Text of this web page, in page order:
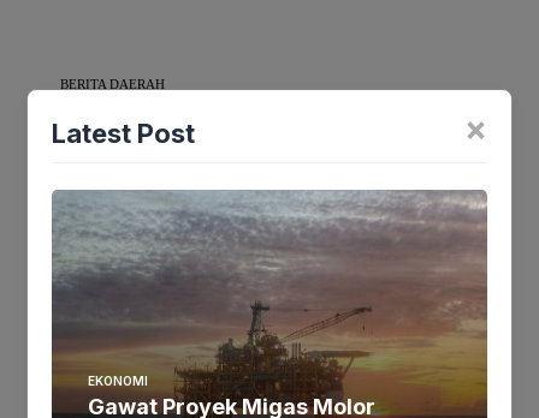
BERITA DAERAH
Praktisi Hukum Putra Pratama Menanggapi Panggilan
Strategi Pentahelix Upaya BNPT Turunkan Potensi
Terorisme
×
Latest Post
EKONOMI
Gawat Proyek Migas Molor